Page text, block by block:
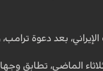
بعد دعوة
الماضي، تطابق